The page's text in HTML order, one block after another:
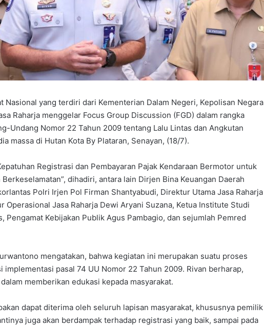
Nasional yang terdiri dari Kementerian Dalam Negeri, Kepolisan Negara
Raharja menggelar Focus Group Discussion (FGD) dalam rangka
Undang Nomor 22 Tahun 2009 tentang Lalu Lintas dan Angkutan
massa di Hutan Kota By Plataran, Senayan, (18/7).
Registrasi dan Pembayaran Pajak Kendaraan Bermotor untuk
dihadiri, antara lain Dirjen Bina Keuangan Daerah
Polri Irjen Pol Firman Shantyabudi, Direktur Utama Jasa Raharja
Operasional Jasa Raharja Dewi Aryani Suzana, Ketua Institute Studi
Pengamat Kebijakan Publik Agus Pambagio, dan sejumlah Pemred
mengatakan, bahwa kegiatan ini merupakan suatu proses
implementasi pasal 74 UU Nomor 22 Tahun 2009. Rivan berharap,
memberikan edukasi kepada masyarakat.
dapat diterima oleh seluruh lapisan masyarakat, khususnya pemilik
juga akan berdampak terhadap registrasi yang baik, sampai pada